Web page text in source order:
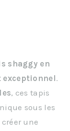
shaggy en
exceptionnel.
, ces tapis
sous les
une